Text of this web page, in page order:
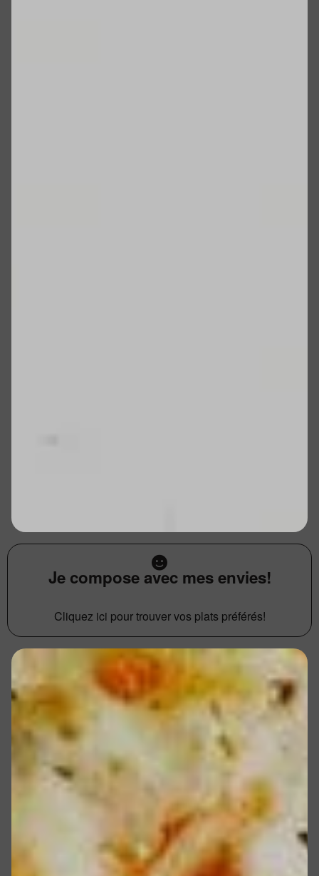
Je compose avec mes envies!
Cliquez ici pour trouver vos plats préférés!